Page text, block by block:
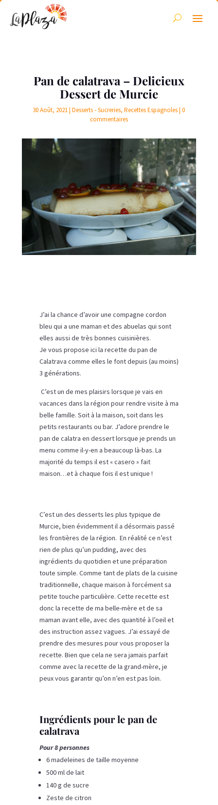
Pan de calatrava – Delicieux
Dessert de Murcie
30 Août, 2021|Desserts - Sucreries,Recettes Espagnoles|0
commentaires
J’ai la chance d’avoir une compagne cordon
bleu qui a une maman et des abuelas qui sont
elles aussi de très bonnes cuisinières.
Je vous propose ici la recette du pan de
Calatrava comme elles le font depuis (au moins)
3 générations.
C’est un de mes plaisirs lorsque je vais en
vacances dans la région pour rendre visite à ma
belle famille. Soit à la maison, soit dans les
petits restaurants ou bar. J’adore prendre le
pan de calatra en dessert lorsque je prends un
menu comme il-y-en a beaucoup là-bas. La
majorité du temps il est « casero » fait
maison…et à chaque fois il est unique !
C’est un des desserts les plus typique de
Murcie, bien évidemment il a désormais passé
les frontières de la région. En réalité ce n’est
rien de plus qu’un pudding, avec des
ingrédients du quotidien et une préparation
toute simple. Comme tant de plats de la cuisine
traditionnelle, chaque maison à forcément sa
petite touche particulière. Cette recette est
donc la recette de ma belle-mère et de sa
maman avant elle, avec des quantité à l’oeil et
des instruction assez vagues. J’ai essayé de
prendre des mesures pour vous proposer la
recette. Bien que cela ne sera jamais parfait
comme avec la recette de la grand-mère, je
peux vous garantir qu’on n’en est pas loin.
Ingrédients pour le pan de
calatrava
Pour 8 personnes
6 madeleines de taille moyenne
500 ml de lait
140 g de sucre
Zeste de citron